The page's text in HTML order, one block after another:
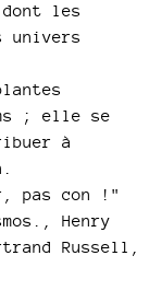
dont les
univers
; elle se
à
pas con !"
Henry
Russell,